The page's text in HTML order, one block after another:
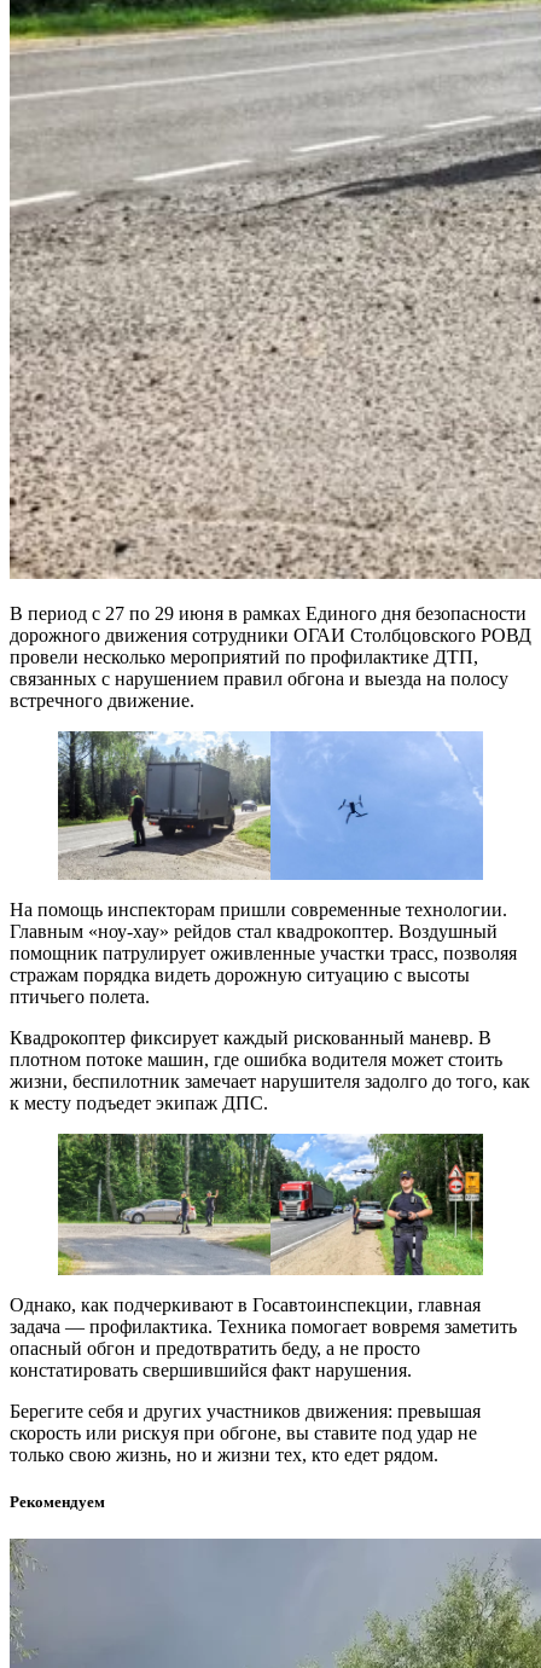
В период с 27 по 29 июня в рамках Единого дня безопасности
дорожного движения сотрудники ОГАИ Столбцовского РОВД
провели несколько мероприятий по профилактике ДТП,
связанных с нарушением правил обгона и выезда на полосу
встречного движение.
На помощь инспекторам пришли современные технологии.
Главным «ноу-хау» рейдов стал квадрокоптер. Воздушный
помощник патрулирует оживленные участки трасс, позволяя
стражам порядка видеть дорожную ситуацию с высоты
птичьего полета.
Квадрокоптер фиксирует каждый рискованный маневр. В
плотном потоке машин, где ошибка водителя может стоить
жизни, беспилотник замечает нарушителя задолго до того, как
к месту подъедет экипаж ДПС.
Однако, как подчеркивают в Госавтоинспекции, главная
задача — профилактика. Техника помогает вовремя заметить
опасный обгон и предотвратить беду, а не просто
констатировать свершившийся факт нарушения.
Берегите себя и других участников движения: превышая
скорость или рискуя при обгоне, вы ставите под удар не
только свою жизнь, но и жизни тех, кто едет рядом.
Рекомендуем